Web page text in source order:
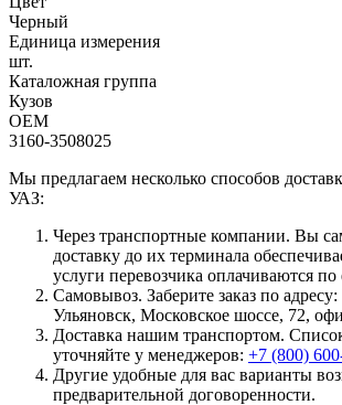
Черный
Единица измерения
шт.
Каталожная группа
Кузов
OEM
3160-3508025
Мы предлагаем несколько способов
УАЗ:
Через транспортные компании. Вы
доставку до их терминала
услуги перевозчика оплачиваются по
Самовывоз. Заберите заказ по адресу:
Ульяновск, Московское шоссе, 72,
Доставка нашим транспортом.
уточняйте у менеджеров: +7 (800)
Другие удобные для вас варианты
предварительной договоренности.